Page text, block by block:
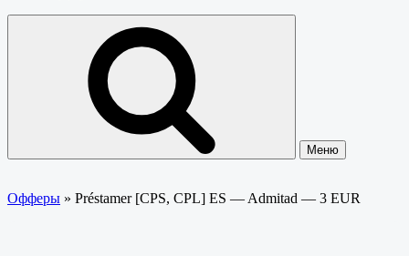
Меню
Офферы » Préstamer [CPS, CPL] ES — Admitad — 3 EUR